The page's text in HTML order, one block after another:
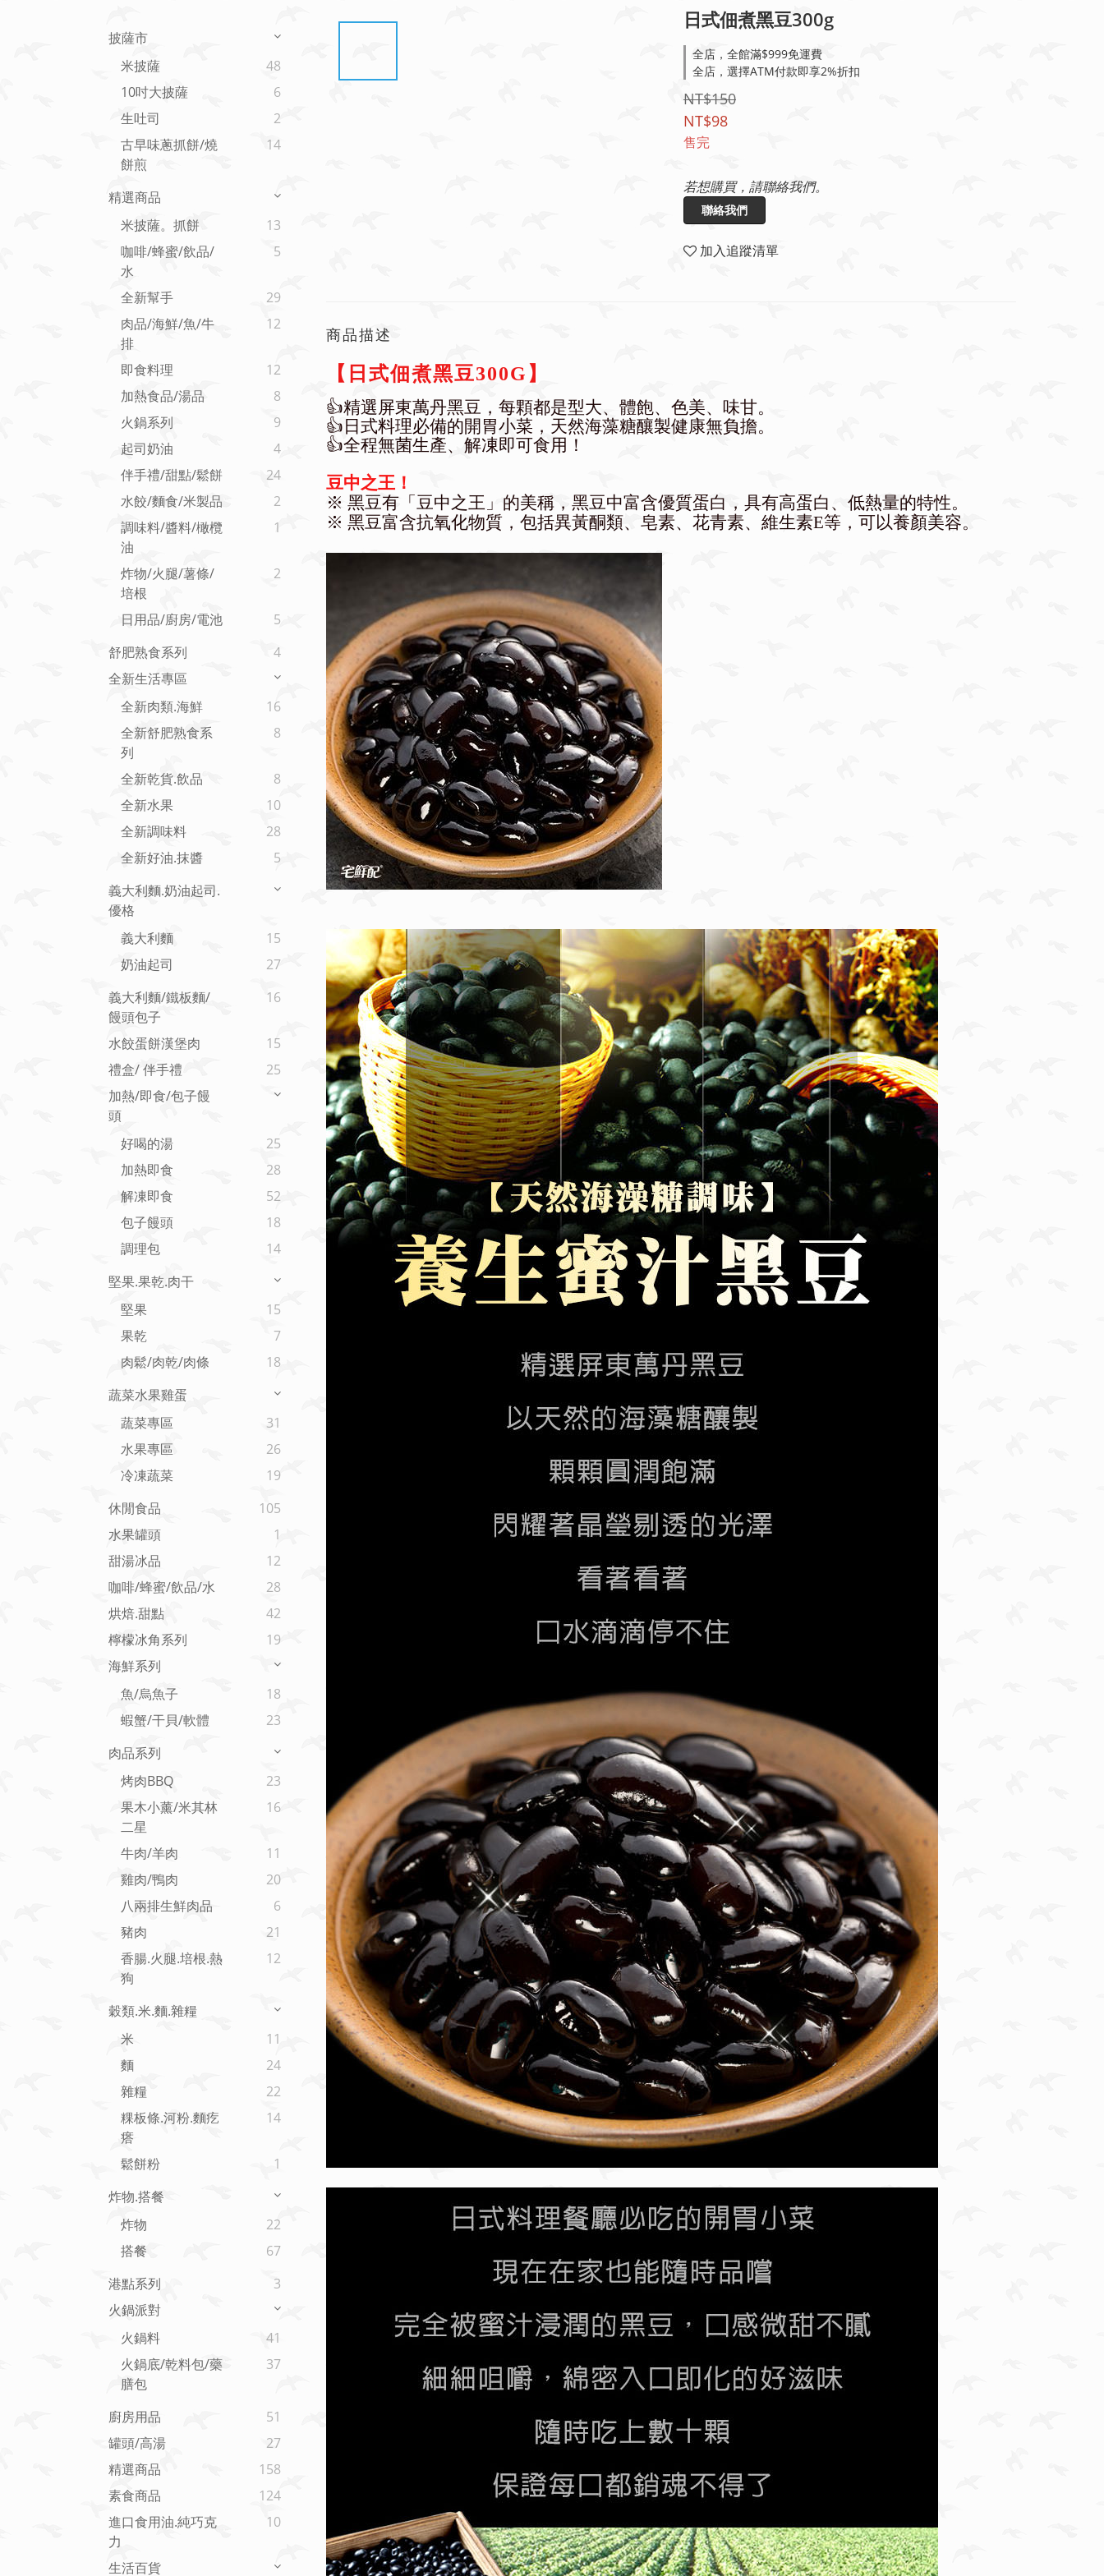
披薩市
米披薩
48
10吋大披薩
6
生吐司
2
古早味蔥抓餅/燒
餅煎
14
精選商品
米披薩。抓餅
13
咖啡/蜂蜜/飲品/
水
5
全新幫手
29
肉品/海鮮/魚/牛
排
12
即食料理
12
加熱食品/湯品
8
火鍋系列
9
起司奶油
4
伴手禮/甜點/鬆餅
24
水餃/麵食/米製品
2
調味料/醬料/橄欖
油
1
炸物/火腿/薯條/
培根
2
日用品/廚房/電池
5
舒肥熟食系列
4
全新生活專區
全新肉類.海鮮
16
全新舒肥熟食系
列
8
全新乾貨.飲品
8
全新水果
10
全新調味料
28
全新好油.抹醬
5
義大利麵.奶油起司.
優格
義大利麵
15
奶油起司
27
義大利麵/鐵板麵/
饅頭包子
16
水餃蛋餅漢堡肉
15
禮盒/ 伴手禮
25
加熱/即食/包子饅
頭
好喝的湯
25
加熱即食
28
解凍即食
52
包子饅頭
18
調理包
14
堅果.果乾.肉干
堅果
15
果乾
7
肉鬆/肉乾/肉條
18
蔬菜水果雞蛋
蔬菜專區
31
水果專區
26
冷凍蔬菜
19
休閒食品
105
水果罐頭
1
甜湯冰品
12
咖啡/蜂蜜/飲品/水
28
烘焙.甜點
42
檸檬冰角系列
19
海鮮系列
魚/烏魚子
18
蝦蟹/干貝/軟體
23
肉品系列
烤肉BBQ
23
果木小薰/米其林
二星
16
牛肉/羊肉
11
雞肉/鴨肉
20
八兩排生鮮肉品
6
豬肉
21
香腸.火腿.培根.熱
狗
12
穀類.米.麵.雜糧
米
11
麵
24
雜糧
22
粿板條.河粉.麵疙
瘩
14
鬆餅粉
1
炸物.搭餐
炸物
22
搭餐
67
港點系列
3
火鍋派對
火鍋料
41
火鍋底/乾料包/藥
膳包
37
廚房用品
51
罐頭/高湯
27
精選商品
158
素食商品
124
進口食用油.純巧克
力
10
生活百貨
日式佃煮黑豆300g
全店，全館滿$999免運費
全店，選擇ATM付款即享2%折扣
NT$150
NT$98
售完
若想購買，請聯絡我們。
聯絡我們
加入追蹤清單
商品描述
【日式佃煮黑豆300G】
👍精選屏東萬丹黑豆，每顆都是型大、體飽、色美、味甘。
👍日式料理必備的開胃小菜， 天然海藻糖釀製健康無負擔。
👍全程無菌生產、解凍即可食用！
豆中之王！
※ 黑豆有「豆中之王」的美稱，黑豆中富含優質蛋白，具有高蛋白、低熱量的特性。
※ 黑豆富含抗氧化物質，包括異黃酮類、皂素、花青素、維生素E等，可以養顏美容。